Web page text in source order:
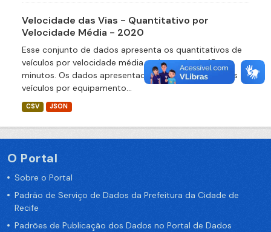
Velocidade das Vias - Quantitativo por
Velocidade Média - 2020
Esse conjunto de dados apresenta os quantitativos de
veículos por velocidade média no intervalo de 15
minutos. Os dados apresentados descrevem quantos
veículos por equipamento...
CSV JSON
O Portal
Sobre o Portal
Padrão de Serviço de Dados da Prefeitura da Cidade de
Recife
Padrões de Publicação dos Dados no Portal de Dados